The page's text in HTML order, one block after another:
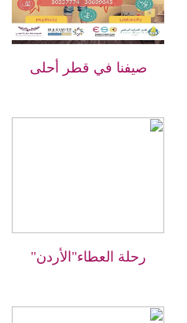
صيفنا في قطر أحلى
رحلة العطاء"الأردن"